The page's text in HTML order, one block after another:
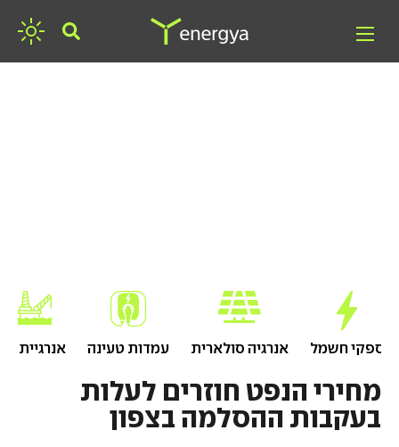
ספקי חשמל אנרגיה סולארית עמדות טעינה אנרגיית גז
מחירי הנפט חוזרים לעלות
בעקבות ההסלמה בצפון